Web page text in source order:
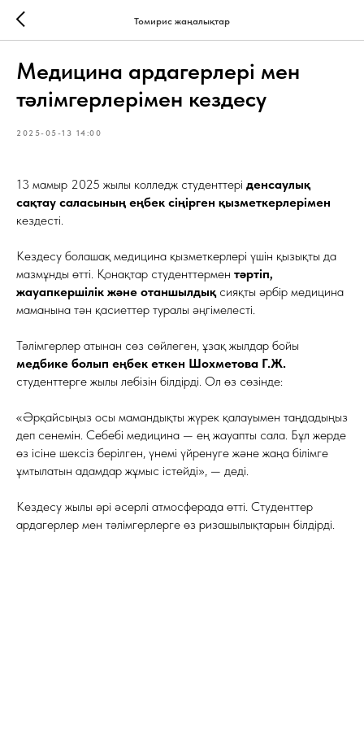
Томирис жаңалықтар
Медицина ардагерлері мен
тәлімгерлерімен кездесу
2025-05-13 14:00
13 мамыр 2025 жылы колледж студенттері денсаулық
сақтау саласының еңбек сіңірген қызметкерлерімен
кездесті.
Кездесу болашақ медицина қызметкерлері үшін қызықты да
мазмұнды өтті. Қонақтар студенттермен тәртіп,
жауапкершілік және отаншылдықсияқты әрбір медицина
маманына тән қасиеттер туралы әңгімелесті.
Тәлімгерлер атынан сөз сөйлеген, ұзақ жылдар бойы
медбике болып еңбек еткен Шохметова Г.Ж.
студенттерге жылы лебізін білдірді. Ол өз сөзінде:
«Әрқайсыңыз осы мамандықты жүрек қалауымен таңдадыңыз
деп сенемін. Себебі медицина — ең жауапты сала. Бұл жерде
өз ісіне шексіз берілген, үнемі үйренуге және жаңа білімге
ұмтылатын адамдар жұмыс істейді», — деді.
Кездесу жылы әрі әсерлі атмосферада өтті. Студенттер
ардагерлер мен тәлімгерлерге өз ризашылықтарын білдірді.